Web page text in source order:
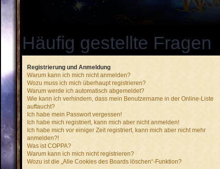
Häufig gestellte Fragen
Registrierung und Anmeldung
Warum kann ich mich nicht anmelden?
Wozu muss ich mich überhaupt registrieren?
Warum werde ich automatisch abgemeldet?
Wie kann ich verhindern, dass mein Benutzername in der Online-Liste
auftaucht?
Ich habe mein Passwort vergessen!
Ich habe mich registriert, kann mich aber nicht anmelden!
Ich habe mich vor einiger Zeit registriert, kann mich aber nicht mehr
anmelden?!
Was ist COPPA?
Warum kann ich mich nicht registrieren?
Wozu ist die „Alle Cookies des Boards löschen“-Funktion?